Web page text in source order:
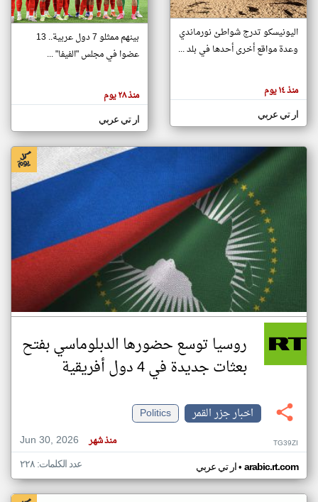
تغيير الدولة
اخبار جزر القمر على مدار الساعة
أهم اخبار جزر القمر العاجلة والمباشرة
هنا عن
وجهة
كاتبيها.
اليونيسكو تدرج شواطئ نورماندي
وعدة مواقع أخرى أحدها في بلد ...
منذ ١٤ يوم
ار تي عربي
بينهم ممثلو 7 دول عربية.. 13
عضوا في مجلس "الفيفا" ...
منذ ٢٨ يوم
ار تي عربي
روسيا توسع حضورها الدبلوماسي بفتح
بعثات جديدة في 4 دول أفريقية
اخبار جزر القمر
Politics
Jun 30, 2026
منذ شهر TG39ZI
ار تي عربي• arabic.rt.com عدد الكلمات: ٢٢٨
klyoum.com